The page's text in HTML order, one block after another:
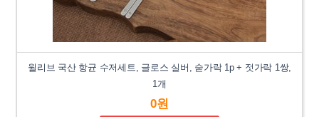
윌리브 국산 항균 수저세트, 글로스 실버, 숟가락 1p + 젓가락 1쌍,
1개
0원